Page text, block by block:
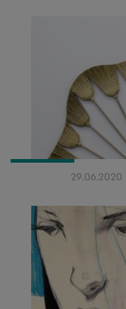
29.06.2020